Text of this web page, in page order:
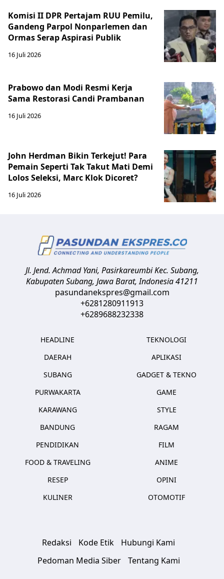
Komisi II DPR Pertajam RUU Pemilu,
Gandeng Parpol Nonparlemen dan
Ormas Serap Aspirasi Publik
16 Juli 2026
Prabowo dan Modi Resmi Kerja
Sama Restorasi Candi Prambanan
16 Juli 2026
John Herdman Bikin Terkejut! Para
Pemain Seperti Tak Takut Mati Demi
Lolos Seleksi, Marc Klok Dicoret?
16 Juli 2026
Jl. Jend. Achmad Yani, Pasirkareumbi Kec. Subang,
Kabupaten Subang, Jawa Barat,Indonesia41211
pasundanekspres@gmail.com
+6281280911913
+6289688232338
HEADLINE
DAERAH
SUBANG
PURWAKARTA
KARAWANG
BANDUNG
PENDIDIKAN
FOOD & TRAVELING
RESEP
KULINER
TEKNOLOGI
APLIKASI
GADGET & TEKNO
GAME
STYLE
RAGAM
FILM
ANIME
OPINI
OTOMOTIF
Redaksi Kode Etik
Hubungi Kami
Pedoman Media Siber
Tentang Kami